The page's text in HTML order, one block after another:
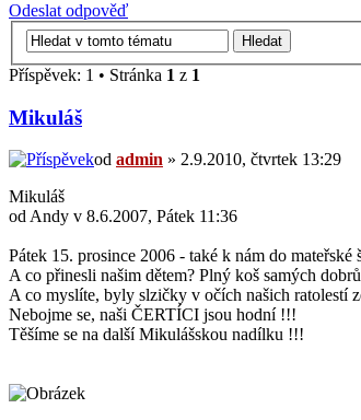
Odeslat odpověď
Příspěvek: 1 • Stránka 1 z 1
Mikuláš
od admin » 2.9.2010, čtvrtek 13:29
Mikuláš
od Andy v 8.6.2007, Pátek 11:36
Pátek 15. prosince 2006 - také k nám do
A co přinesli našim dětem? Plný koš samých
A co myslíte, byly slzičky v očích našich ratolestí
Nebojme se, naši ČERTÍCI jsou hodní !!!
Těšíme se na další Mikulášskou nadílku !!!